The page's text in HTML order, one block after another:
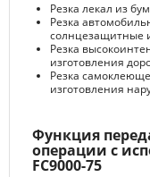
Резка лекал из
Резка
солнцезащитные
Резка
изготовления
Резка
изготовления
Функция
операции с
FC9000-75